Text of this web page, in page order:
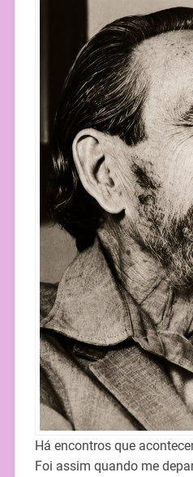
Há encontros que
Foi assim quando me